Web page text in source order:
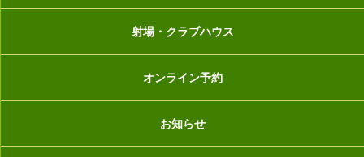
射場・クラブハウス
オンライン予約
お知らせ